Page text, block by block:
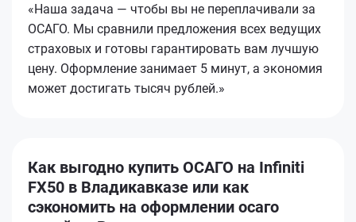
«Наша задача — чтобы вы не переплачивали за
ОСАГО. Мы сравнили предложения всех ведущих
страховых и готовы гарантировать вам лучшую
цену. Оформление занимает 5 минут, а экономия
может достигать тысяч рублей.»
Как выгодно купить ОСАГО на Infiniti
FX50 в Владикавказе или как
сэкономить на оформлении осаго